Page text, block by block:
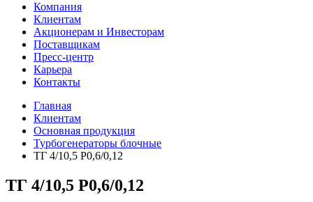
Компания
Клиентам
Акционерам и Инвесторам
Поставщикам
Пресс-центр
Карьера
Контакты
Главная
Клиентам
Основная продукция
Турбогенераторы блочные
ТГ 4/10,5 Р0,6/0,12
ТГ 4/10,5 Р0,6/0,12